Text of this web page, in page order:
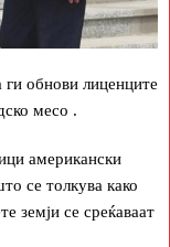
обнови лиценците
месо .
американски
се толкува како
земји се среќаваат